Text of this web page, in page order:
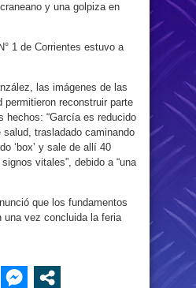
y una golpiza en
1 de Corrientes estuvo a
las imágenes de las
permitieron reconstruir parte
hechos: “García es reducido
trasladado caminando
‘box’ y sale de allí 40
vitales”, debido a “una
que los fundamentos
una vez concluida la feria